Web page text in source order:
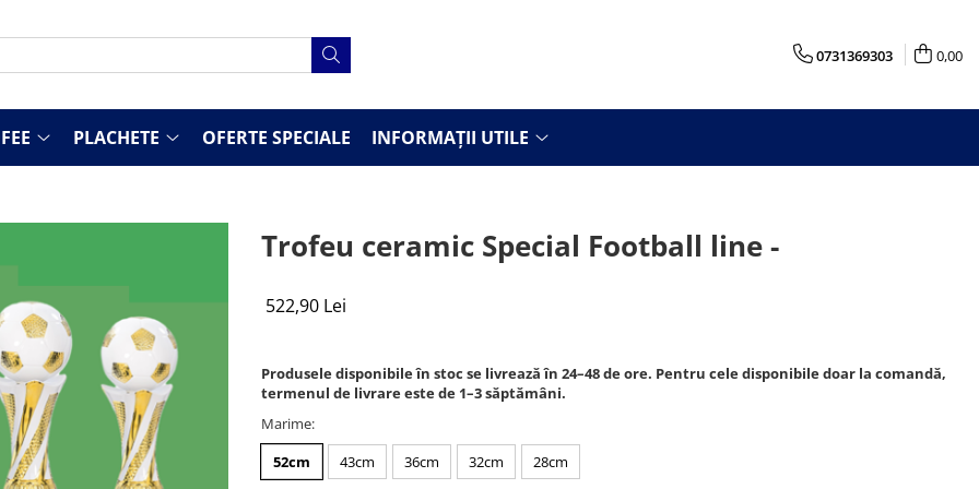
0731369303 0,00
PLACHETE OFERTE SPECIALE INFORMAȚII UTILE
Trofeu ceramic Special Football line -
522,90 Lei
Produsele disponibile în stoc se livrează în 24–48 de ore. Pentru cele disponibile doar la comandă,
termenul de livrare este de 1–3 săptămâni.
Marime:
52cm
43cm 36cm 32cm 28cm